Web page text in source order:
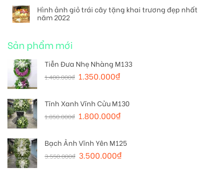
Hình ảnh giỏ trái cây tặng khai trương đẹp nhất
năm 2022
Sản phẩm mới
Tiễn Đưa Nhẹ Nhàng M133
1.400.000₫ 1.350.000₫
Tĩnh Xanh Vĩnh Cửu M130
1.850.000₫ 1.800.000₫
Bạch Ảnh Vĩnh Yên M125
3.550.000₫ 3.500.000₫